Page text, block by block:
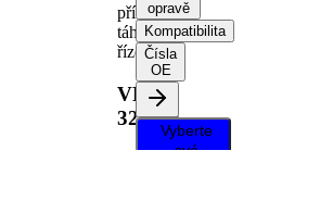
příčné
táhlo
řízení
VKDY
323021
opravě
Kompatibilita
Čísla
OE
Vyberte
své